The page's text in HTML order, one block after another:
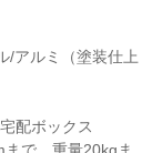
/アルミ（塗装仕上
配ボックス